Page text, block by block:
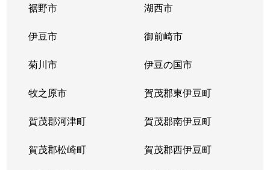
裾野市 湖西市
伊豆市 御前崎市
菊川市 伊豆の国市
牧之原市 賀茂郡東伊豆町
賀茂郡河津町 賀茂郡南伊豆町
賀茂郡松崎町 賀茂郡西伊豆町